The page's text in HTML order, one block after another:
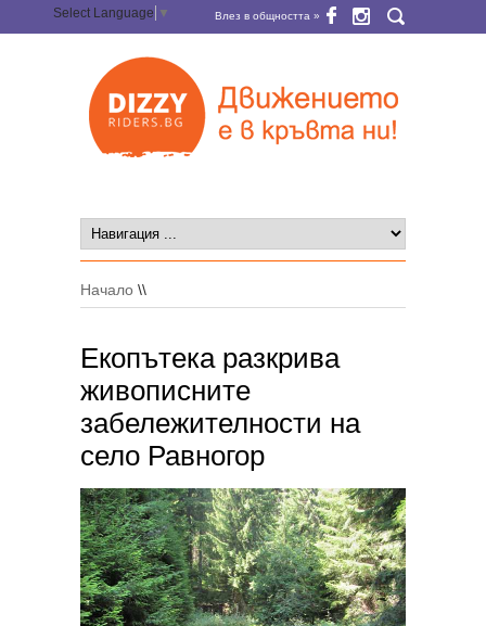
Select Language ▼ Влез в общността »
Начало \\
Екопътека разкрива
живописните
забележителности на
село Равногор